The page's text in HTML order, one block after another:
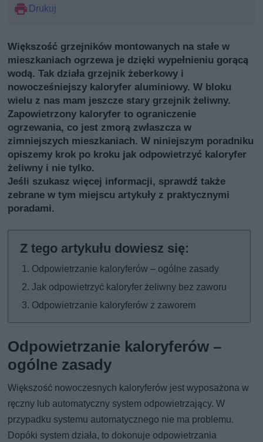
Drukuj
Większość grzejników montowanych na stałe w
mieszkaniach ogrzewa je dzięki wypełnieniu gorącą
wodą. Tak działa grzejnik żeberkowy i
nowocześniejszy kaloryfer aluminiowy. W bloku
wielu z nas mam jeszcze stary grzejnik żeliwny.
Zapowietrzony kaloryfer to ograniczenie
ogrzewania, co jest zmorą zwłaszcza w
zimniejszych mieszkaniach. W niniejszym poradniku
opiszemy krok po kroku jak odpowietrzyć kaloryfer
żeliwny i nie tylko.
Jeśli szukasz więcej informacji, sprawdź także
zebrane w tym miejscu artykuły z praktycznymi
poradami.
Odpowietrzanie kaloryferów – ogólne zasady
Jak odpowietrzyć kaloryfer żeliwny bez zaworu
Odpowietrzanie kaloryferów z zaworem
Odpowietrzanie kaloryferów –
ogólne zasady
Większość nowoczesnych kaloryferów jest wyposażona w
ręczny lub automatyczny system odpowietrzający. W
przypadku systemu automatycznego nie ma problemu.
Dopóki system działa, to dokonuje odpowietrzania